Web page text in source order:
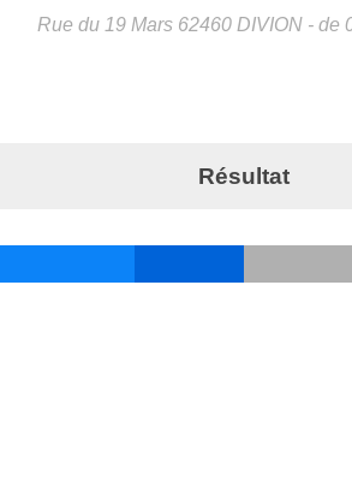
Rue du 19 Mars 62460 DIVION - de
Résultat